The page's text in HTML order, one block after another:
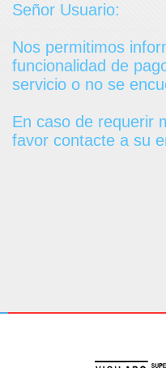
Señor Usuario:
Nos permitimos
funcionalidad de
servicio o no se
En caso de requerir
favor contacte a su